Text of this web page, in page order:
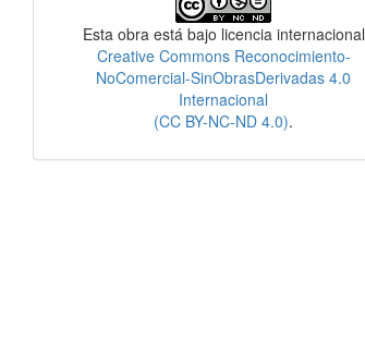
Esta obra está bajo licencia internacional
Creative Commons Reconocimiento-
NoComercial-SinObrasDerivadas 4.0
Internacional
(CC BY-NC-ND 4.0).